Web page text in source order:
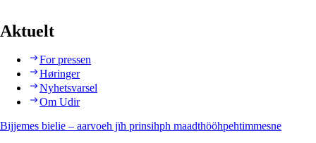
Aktuelt
For pressen
Høringer
Nyhetsvarsel
Om Udir
Bijjemes bielie – aarvoeh jïh prinsihph maadthööhpehtimmesne